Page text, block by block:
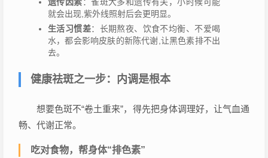
就会出现,紫外线照射后会更明显。
生活习惯差：长期熬夜、饮食不均衡、不爱喝
水，都会影响皮肤的新陈代谢,让黑色素排不出
去。
健康祛斑之一步：内调是根本
想要色斑不“卷土重来”，得先把身体调理好，让气血通
畅、代谢正常。
吃对食物，帮身体“排色素”